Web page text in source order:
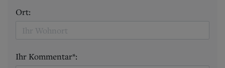
Ort:
Ihr Kommentar*: